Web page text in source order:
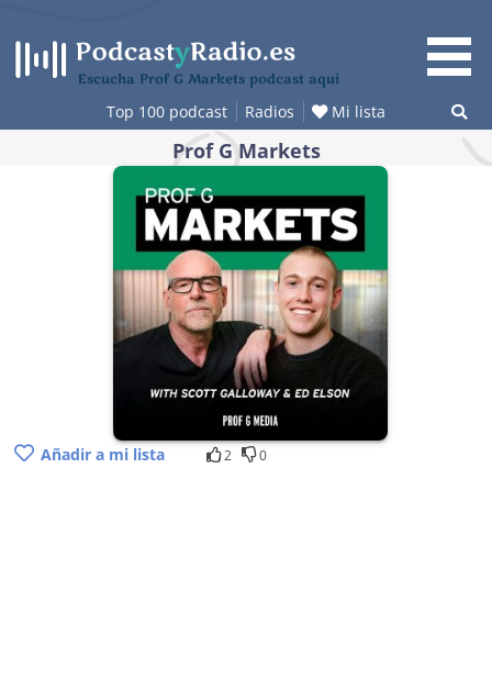
contenido
Escucha Prof G Markets podcast aquí
Top 100 podcast Radios Mi lista
Prof G Markets
Añadir a mi lista 2 0